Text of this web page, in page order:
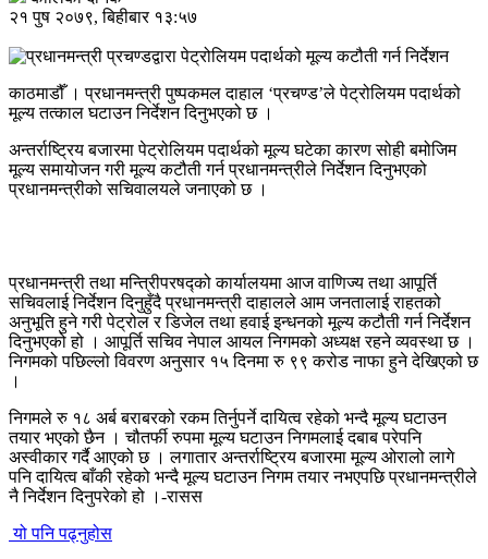
२१ पुष २०७९, बिहीबार १३:५७
काठमाडौँ । प्रधानमन्त्री पुष्पकमल दाहाल ‘प्रचण्ड’ले पेट्रोलियम पदार्थको
मूल्य तत्काल घटाउन निर्देशन दिनुभएको छ ।
अन्तर्राष्ट्रिय बजारमा पेट्रोलियम पदार्थको मूल्य घटेका कारण सोही बमोजिम
मूल्य समायोजन गरी मूल्य कटौती गर्न प्रधानमन्त्रीले निर्देशन दिनुभएको
प्रधानमन्त्रीको सचिवालयले जनाएको छ ।
प्रधानमन्त्री तथा मन्त्रिीपरषद्को कार्यालयमा आज वाणिज्य तथा आपूर्ति
सचिवलाई निर्देशन दिनुहुँदै प्रधानमन्त्री दाहालले आम जनतालाई राहतको
अनुभूति हुने गरी पेट्रोल र डिजेल तथा हवाई इन्धनको मूल्य कटौती गर्न निर्देशन
दिनुभएको हो । आपूर्ति सचिव नेपाल आयल निगमको अध्यक्ष रहने व्यवस्था छ ।
निगमको पछिल्लो विवरण अनुसार १५ दिनमा रु ९९ करोड नाफा हुने देखिएको छ
।
निगमले रु १८ अर्ब बराबरको रकम तिर्नुपर्ने दायित्व रहेको भन्दै मूल्य घटाउन
तयार भएको छैन । चौतर्फी रुपमा मूल्य घटाउन निगमलाई दबाब परेपनि
अस्वीकार गर्दै आएको छ । लगातार अन्तर्राष्ट्रिय बजारमा मूल्य ओरालो लागे
पनि दायित्व बाँकी रहेको भन्दै मूल्य घटाउन निगम तयार नभएपछि प्रधानमन्त्रीले
नै निर्देशन दिनुपरेको हो ।-रासस
यो पनि पढ्नुहोस